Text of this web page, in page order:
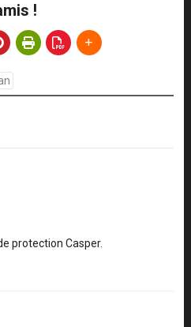
!
protection Casper.